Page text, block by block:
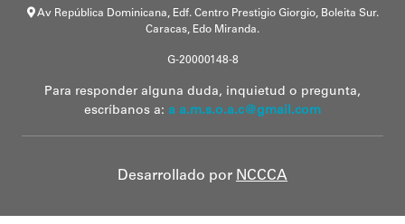
Av República Dominicana, Edf. Centro Prestigio Giorgio, Boleita Sur.
Caracas, Edo Miranda.
G-20000148-8
Para responder alguna duda, inquietud o pregunta,
escríbanos a: a a.m.s.o.a.c@gmail.com
Desarrollado por NCCCA